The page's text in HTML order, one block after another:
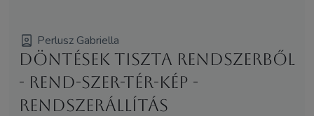
Perlusz Gabriella
Döntések tiszta rendszerből
- Rend-Szer-Tér-Kép -
rendszerállítás